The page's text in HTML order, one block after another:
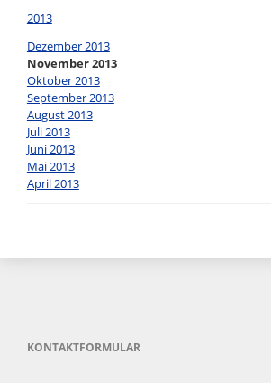
2013
Dezember 2013
November 2013
Oktober 2013
September 2013
August 2013
Juli 2013
Juni 2013
Mai 2013
April 2013
KONTAKTFORMULAR